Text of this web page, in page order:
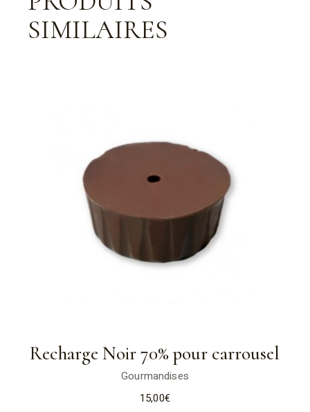
SIMILAIRES
Recharge Noir 70% pour carrousel
Gourmandises
15,00€